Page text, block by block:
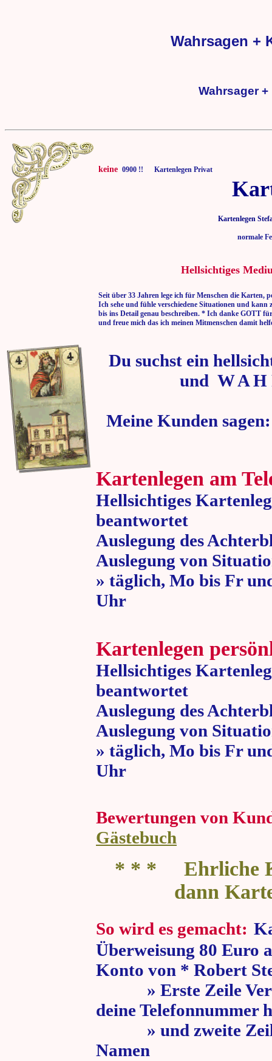
Wahrsagen +
Wahrsager
keine 0900 !! Kartenlegen Privat
Kartenlegen
normale
Hellsichtiges
Seit über 33 Jahren lege ich für Menschen die Karten,
Ich sehe und fühle verschiedene Situationen und kann
bis ins Detail genau beschreiben. * Ich danke GOTT
und freue mich das ich meinen Mitmenschen damit
Du suchst ein
und W A H
Meine Kunden
Kartenlegen am
Hellsichtiges
beantwortet
Auslegung des
Auslegung von
» täglich, Mo bis Fr
Uhr » 80
Kartenlegen
Hellsichtiges
beantwortet
Auslegung des
Auslegung von
» täglich, Mo bis Fr
Uhr » 80
Bewertungen von
Gästebuch
* * * Ehrliche
dann
So wird es gemacht:
Überweisung 80 Euro
Konto von * Robert
» Erste Zeile
deine Telefonnummer
» und zweite Zeile
Namen